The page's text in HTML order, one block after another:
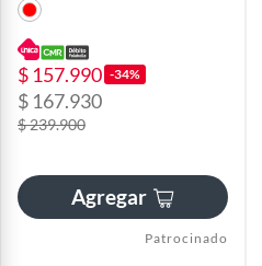
$ 157.990 -34%
$ 167.930
$ 239.900
Agregar
Patrocinado